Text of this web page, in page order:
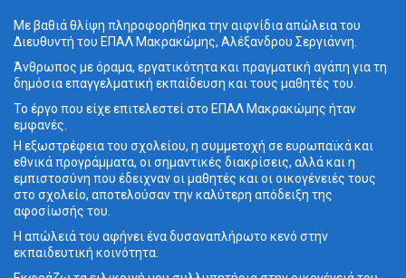
Με βαθιά θλίψη πληροφορήθηκα την αιφνίδια απώλεια του
Διευθυντή του ΕΠΑΛ Μακρακώμης, Αλέξανδρου Σεργιάννη.
Άνθρωπος με όραμα, εργατικότητα και πραγματική αγάπη για τη
δημόσια επαγγελματική εκπαίδευση και τους μαθητές του.
Το έργο που είχε επιτελεστεί στο ΕΠΑΛ Μακρακώμης ήταν
εμφανές.
Η εξωστρέφεια του σχολείου, η συμμετοχή σε ευρωπαϊκά και
εθνικά προγράμματα, οι σημαντικές διακρίσεις, αλλά και η
εμπιστοσύνη που έδειχναν οι μαθητές και οι οικογένειές τους
στο σχολείο, αποτελούσαν την καλύτερη απόδειξη της
αφοσίωσής του.
Η απώλειά του αφήνει ένα δυσαναπλήρωτο κενό στην
εκπαιδευτική κοινότητα.